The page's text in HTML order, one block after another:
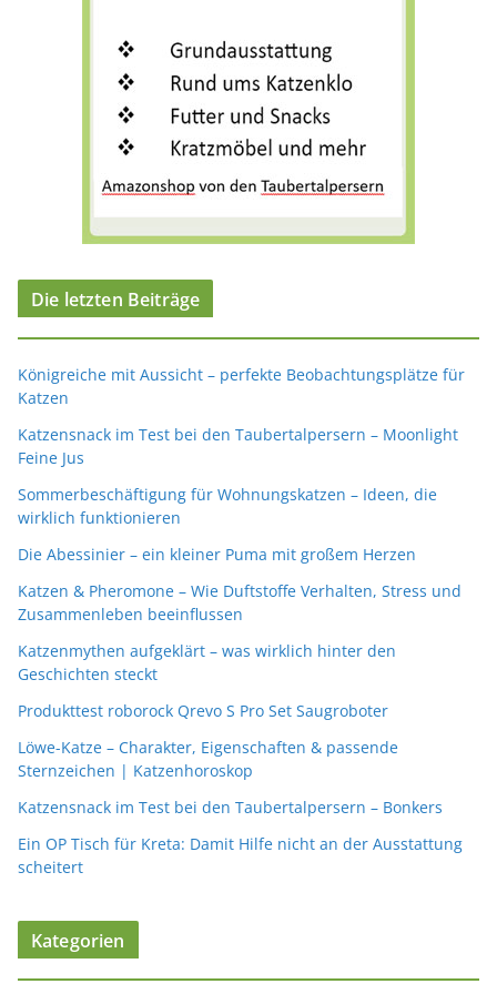
Die letzten Beiträge
Königreiche mit Aussicht – perfekte Beobachtungsplätze für
Katzen
Katzensnack im Test bei den Taubertalpersern – Moonlight
Feine Jus
Sommerbeschäftigung für Wohnungskatzen – Ideen, die
wirklich funktionieren
Die Abessinier – ein kleiner Puma mit großem Herzen
Katzen & Pheromone – Wie Duftstoffe Verhalten, Stress und
Zusammenleben beeinflussen
Katzenmythen aufgeklärt – was wirklich hinter den
Geschichten steckt
Produkttest roborock Qrevo S Pro Set Saugroboter
Löwe-Katze – Charakter, Eigenschaften & passende
Sternzeichen | Katzenhoroskop
Katzensnack im Test bei den Taubertalpersern – Bonkers
Ein OP Tisch für Kreta: Damit Hilfe nicht an der Ausstattung
scheitert
Kategorien